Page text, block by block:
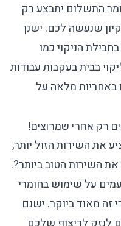
התשלום יתבצע רק
שנעשה לכם. ישנן
הניקוי כמו
בבית בעקבות עבודות
באחריות מלאה על
את השירות הזול יותר,
השירות הטוב ביותר?.
על שימוש בחומרי
זה מאוד ביוקר. ישנם